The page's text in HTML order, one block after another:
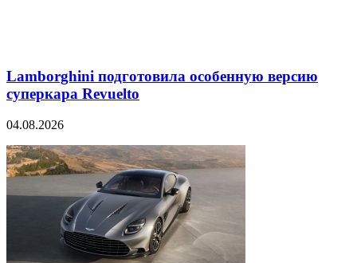
Lamborghini подготовила особенную версию
суперкара Revuelto
04.08.2026